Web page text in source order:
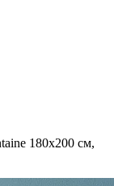
180x200 см,